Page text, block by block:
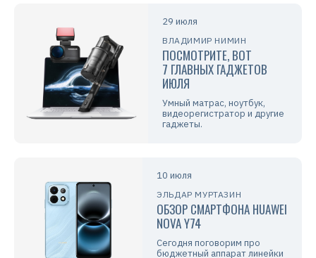
29 июля
ВЛАДИМИР НИМИН
ПОСМОТРИТЕ, ВОТ
7 ГЛАВНЫХ ГАДЖЕТОВ
ИЮЛЯ
Умный матрас, ноутбук,
видеорегистратор и другие
гаджеты.
10 июля
ЭЛЬДАР МУРТАЗИН
ОБЗОР СМАРТФОНА HUAWEI
NOVA Y74
Сегодня поговорим про
бюджетный аппарат линейки